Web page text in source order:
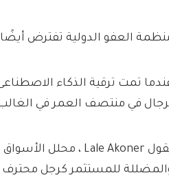
العفو الدولية تفترض
تمت ترقية الذكاء
في منتصف العمر في
للمستثمر كرجل محترف